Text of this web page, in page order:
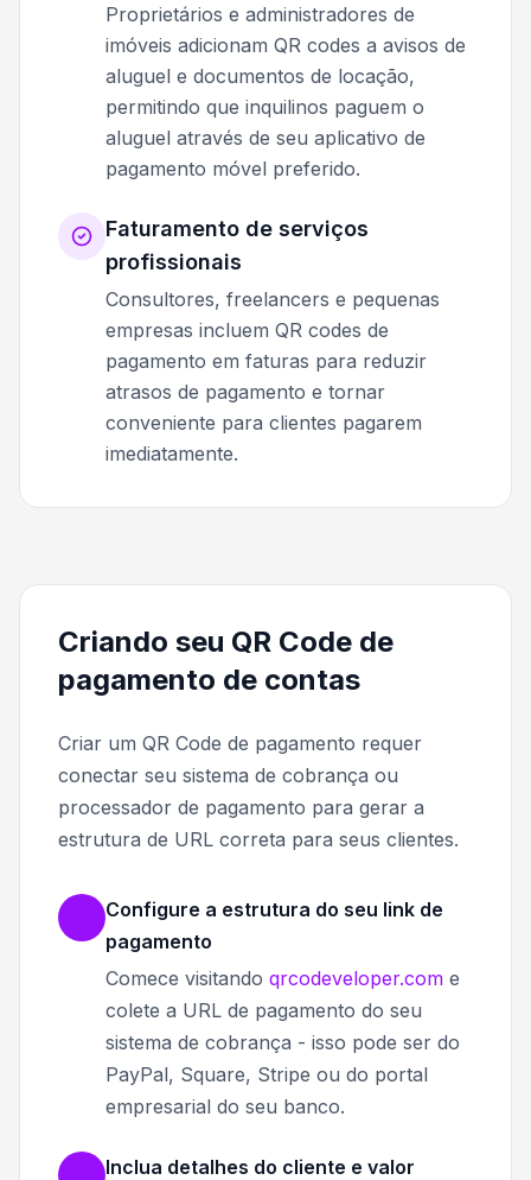
Proprietários e administradores de
imóveis adicionam QR codes a avisos de
aluguel e documentos de locação,
permitindo que inquilinos paguem o
aluguel através de seu aplicativo de
pagamento móvel preferido.
Faturamento de serviços
profissionais
Consultores, freelancers e pequenas
empresas incluem QR codes de
pagamento em faturas para reduzir
atrasos de pagamento e tornar
conveniente para clientes pagarem
imediatamente.
Criando seu QR Code de
pagamento de contas
Criar um QR Code de pagamento requer
conectar seu sistema de cobrança ou
processador de pagamento para gerar a
estrutura de URL correta para seus clientes.
Configure a estrutura do seu link de
pagamento
Comece visitando qrcodeveloper.com e
colete a URL de pagamento do seu
sistema de cobrança - isso pode ser do
PayPal, Square, Stripe ou do portal
empresarial do seu banco.
Inclua detalhes do cliente e valor